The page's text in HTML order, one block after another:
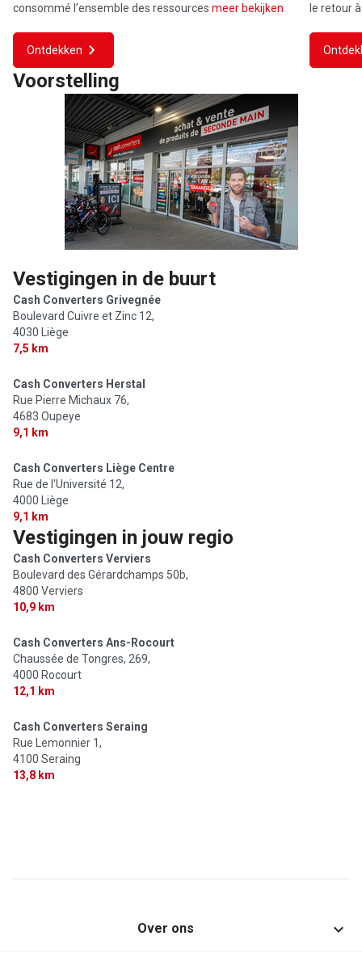
consommé l’ensemble des ressources meer bekijken
Ontdekken
le retour
Voorstelling
Vestigingen in de buurt
Cash Converters Grivegnée
Boulevard Cuivre et Zinc 12,
4030 Liège
7,5 km
Cash Converters Herstal
Rue Pierre Michaux 76,
4683 Oupeye
9,1 km
Cash Converters Liège Centre
Rue de l'Université 12,
4000 Liège
9,1 km
Vestigingen in jouw regio
Cash Converters Verviers
Boulevard des Gérardchamps 50b,
4800 Verviers
10,9 km
Cash Converters Ans-Rocourt
Chaussée de Tongres, 269,
4000 Rocourt
12,1 km
Cash Converters Seraing
Rue Lemonnier 1,
4100 Seraing
13,8 km
Over ons 